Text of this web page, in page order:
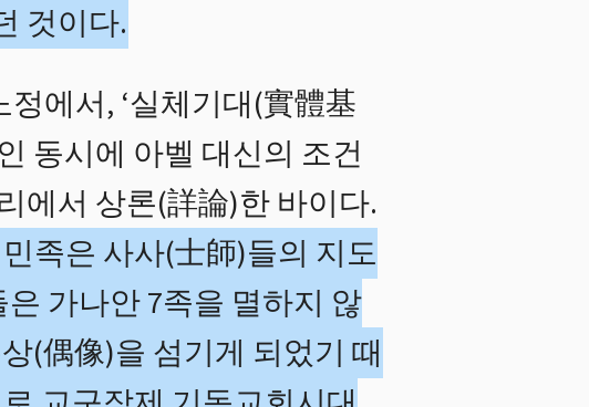
것이다.
에서, ‘실체기대(實體基
동시에 아벨 대신의 조건
에서 상론(詳論)한 바이다.
족은 사사(士師)들의 지도
가나안 7족을 멸하지 않
(偶像)을 섬기게 되었기 때